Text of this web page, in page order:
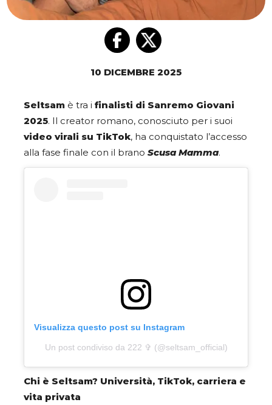
10 DICEMBRE 2025
Seltsam è tra i finalisti di Sanremo Giovani
2025. Il creator romano, conosciuto per i suoi
video virali su TikTok, ha conquistato l’accesso
alla fase finale con il brano Scusa Mamma.
Visualizza questo post su Instagram
Un post condiviso da 222 ✞ (@seltsam_official)
Chi è Seltsam? Università, TikTok, carriera e
vita privata